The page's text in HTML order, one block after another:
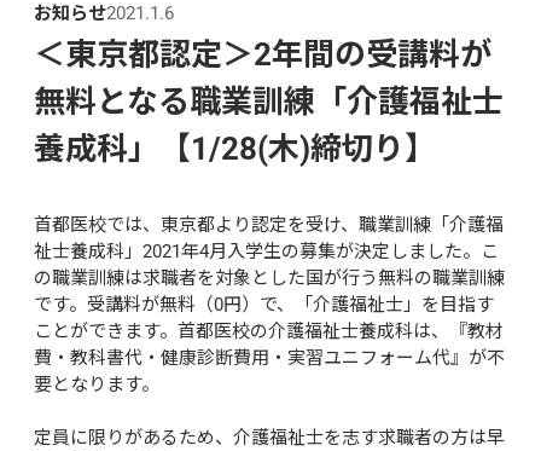
お知らせ2021.1.6
＜東京都認定＞2年間の受講料が
無料となる職業訓練「介護福祉士
養成科」【1/28(木)締切り】
首都医校では、東京都より認定を受け、職業訓練「介護福
祉士養成科」2021年4月入学生の募集が決定しました。こ
の職業訓練は求職者を対象とした国が行う無料の職業訓練
です。受講料が無料（0円）で、「介護福祉士」を目指す
ことができます。首都医校の介護福祉士養成科は、『教材
費・教科書代・健康診断費用・実習ユニフォーム代』が不
要となります。
定員に限りがあるため、介護福祉士を志す求職者の方は早